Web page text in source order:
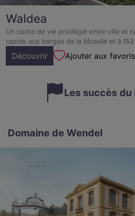
Waldea
Un cadre de vie privilégié entre ville et
rapide aux berges de la Moselle et à
Découvrir Ajouter aux favoris
Les succès du
Domaine de Wendel